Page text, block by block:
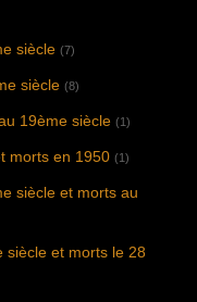
siècle (7)
siècle (8)
19ème siècle (1)
morts en 1950 (1)
siècle et morts au
siècle et morts le 28